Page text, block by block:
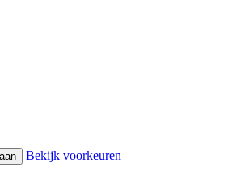
Bekijk voorkeuren